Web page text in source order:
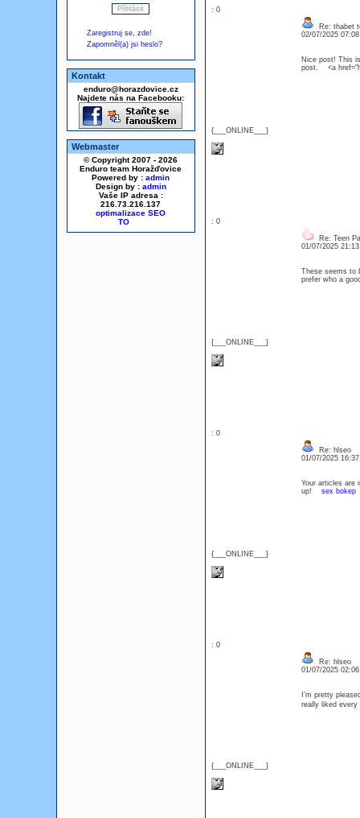
Zaregistruj se, zde!
Zapomněl(a) jsi heslo?
Kontakt
enduro@horazdovice.cz
Najdete nás na Facebooku:
Webmaster
© Copyright 2007 - 2026
Enduro team Horažďovice
Powered by : admin
Design by : admin
Vaše IP adresa :
216.73.216.137
optimalizace SEO
: 0
{___ONLINE___}
Re: thabet
02/07/2025
Nice post! This
post. <a
: 0
{___ONLINE___}
Re: Teen
01/07/2025
These seems to
prefer who a
: 0
{___ONLINE___}
Re: hlseo
01/07/2025
Your articles are
up! sex bokep
: 0
{___ONLINE___}
Re: hlseo
01/07/2025
I’m pretty
really liked